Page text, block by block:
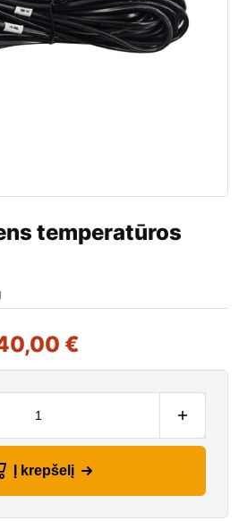
temperatūros
€
Į krepšelį